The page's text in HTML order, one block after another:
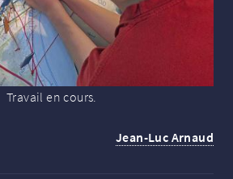
Travail en cours.
Jean-Luc Arnaud